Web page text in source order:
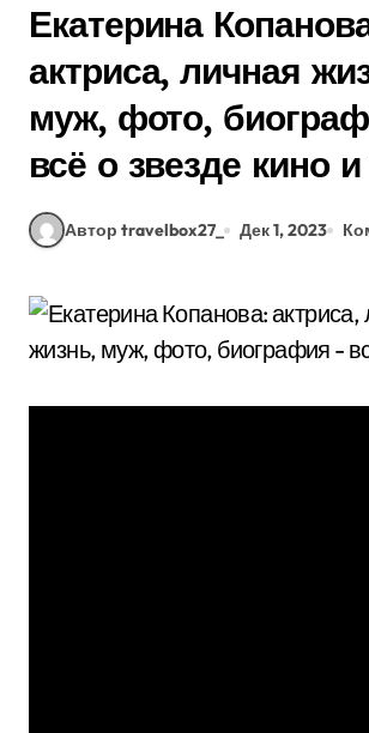
Екатерина
актриса, личная
муж, фото,
всё о звезде кино и
Автор travelbox27_ Дек 1, 2023